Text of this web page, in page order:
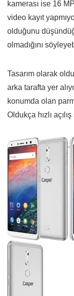
kamerası ise 16
video kayıt
olduğunu
olmadığını
Tasarım olarak
arka tarafta yer
konumda olan
Oldukça hızlı